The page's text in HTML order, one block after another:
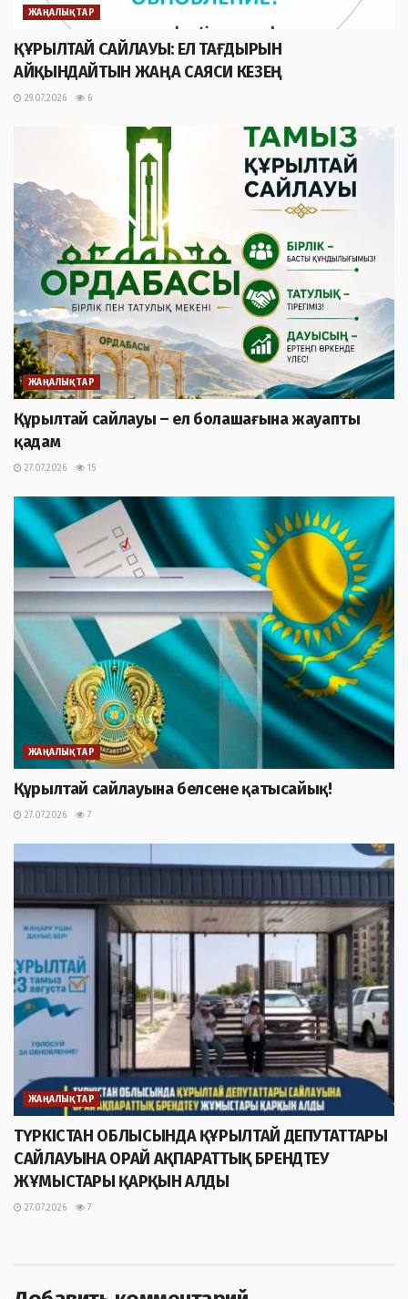
ЖАҢАЛЫҚТАР
ҚҰРЫЛТАЙ САЙЛАУЫ: ЕЛ ТАҒДЫРЫН
АЙҚЫНДАЙТЫН ЖАҢА САЯСИ КЕЗЕҢ
29.07.2026 6
ЖАҢАЛЫҚТАР
Құрылтай сайлауы – ел болашағына жауапты
қадам
27.07.2026 15
ЖАҢАЛЫҚТАР
Құрылтай сайлауына белсене қатысайық!
27.07.2026 7
ЖАҢАЛЫҚТАР
ТҮРКІСТАН ОБЛЫСЫНДА ҚҰРЫЛТАЙ ДЕПУТАТТАРЫ
САЙЛАУЫНА ОРАЙ АҚПАРАТТЫҚ БРЕНДТЕУ
ЖҰМЫСТАРЫ ҚАРҚЫН АЛДЫ
27.07.2026 7